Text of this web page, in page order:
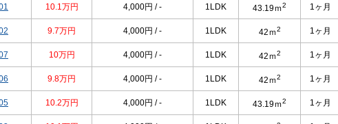
10.1万円 4,000円 / - 1LDK 43.19ｍ2 1ヶ月
9.7万円 4,000円 / - 1LDK 42ｍ2 1ヶ月
10万円 4,000円 / - 1LDK 42ｍ2 1ヶ月
9.8万円 4,000円 / - 1LDK 42ｍ2 1ヶ月
10.2万円 4,000円 / - 1LDK 43.19ｍ2 1ヶ月